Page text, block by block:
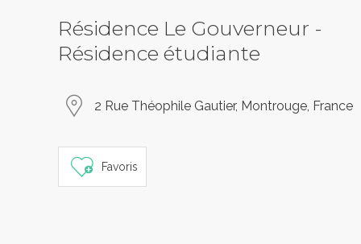
Résidence Le Gouverneur -
Résidence étudiante
2 Rue Théophile Gautier, Montrouge, France
Favoris